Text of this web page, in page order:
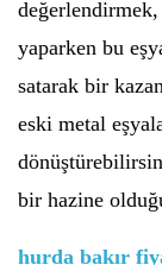
yaparken bu
satarak bir
eski metal
bir hazine
hurda bakır